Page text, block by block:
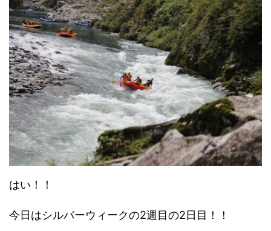
はい！！
今日はシルバーウィークの2週目の2日目！！